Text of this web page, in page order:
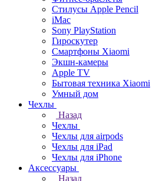
Стилусы Apple Pencil
iMac
Sony PlayStation
Гироскутер
Смартфоны Xiaomi
Экшн-камеры
Apple TV
Бытовая техника Xiaomi
Умный дом
Чехлы
Назад
Чехлы
Чехлы для airpods
Чехлы для iPad
Чехлы для iPhone
Аксессуары
Назад